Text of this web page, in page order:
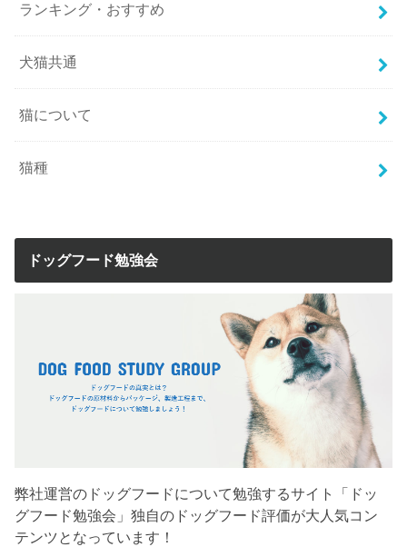
ランキング・おすすめ
犬猫共通
猫について
猫種
ドッグフード勉強会
弊社運営のドッグフードについて勉強するサイト「ドッ
グフード勉強会」独自のドッグフード評価が大人気コン
テンツとなっています！